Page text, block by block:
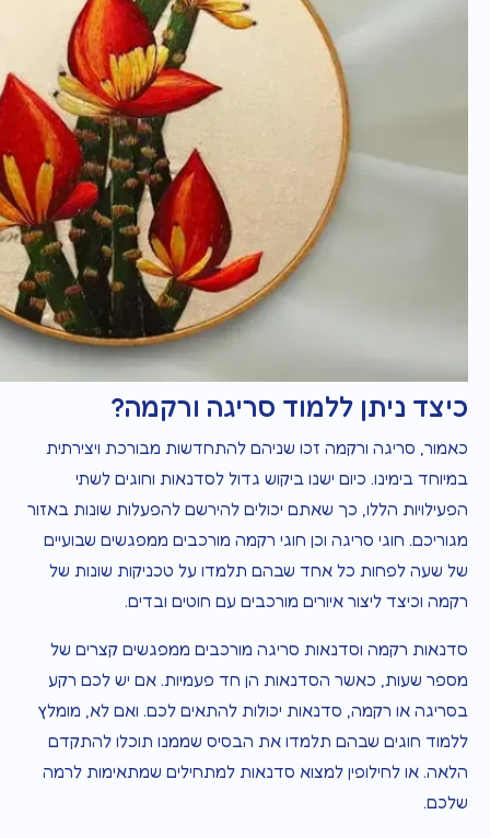
כיצד ניתן ללמוד סריגה ורקמה?
כאמור, סריגה ורקמה זכו שניהם להתחדשות מבורכת ויצירתית
במיוחד בימינו. כיום ישנו ביקוש גדול לסדנאות וחוגים לשתי
הפעילויות הללו, כך שאתם יכולים להירשם להפעלות שונות באזור
מגוריכם. חוגי סריגה וכן חוגי רקמה מורכבים ממפגשים שבועיים
של שעה לפחות כל אחד שבהם תלמדו על טכניקות שונות של
רקמה וכיצד ליצור איורים מורכבים עם חוטים ובדים.
סדנאות רקמה וסדנאות סריגה מורכבים ממפגשים קצרים של
מספר שעות, כאשר הסדנאות הן חד פעמיות. אם יש לכם רקע
בסריגה או רקמה, סדנאות יכולות להתאים לכם. ואם לא, מומלץ
ללמוד חוגים שבהם תלמדו את הבסיס שממנו תוכלו להתקדם
הלאה. או לחילופין למצוא סדנאות למתחילים שמתאימות לרמה
שלכם.